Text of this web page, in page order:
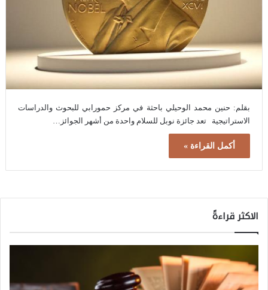
بقلم: حنين محمد الوحيلي باحثة في مركز حمورابي للبحوث والدراسات
الاستراتيجية تعد جائزة نوبل للسلام واحدة من أشهر الجوائز…
أكمل القراءة »
الاكثر قراءةً